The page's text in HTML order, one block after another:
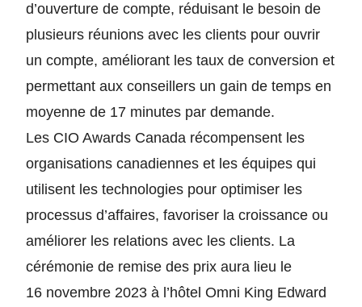
d’ouverture de compte, réduisant le besoin de
plusieurs réunions avec les clients pour ouvrir
un compte, améliorant les taux de conversion et
permettant aux conseillers un gain de temps en
moyenne de 17 minutes par demande.
Les CIO Awards Canada récompensent les
organisations canadiennes et les équipes qui
utilisent les technologies pour optimiser les
processus d’affaires, favoriser la croissance ou
améliorer les relations avec les clients. La
cérémonie de remise des prix aura lieu le
16 novembre 2023 à l’hôtel Omni King Edward